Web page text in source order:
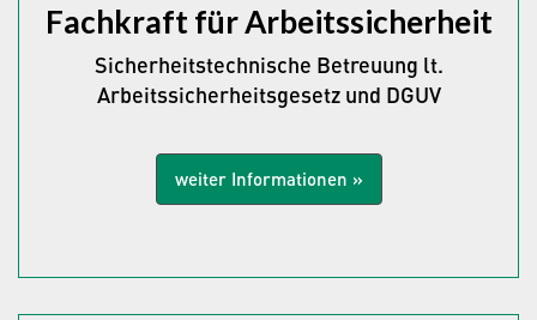
Fachkraft für Arbeitssicherheit
Sicherheitstechnische Betreuung lt.
Arbeitssicherheitsgesetz und DGUV
weiter Informationen »